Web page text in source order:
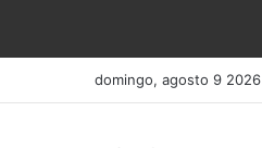
domingo, agosto 9 2026